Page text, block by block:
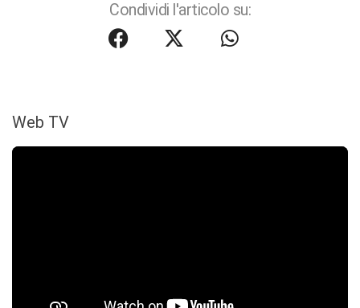
Condividi l'articolo su:
Web TV